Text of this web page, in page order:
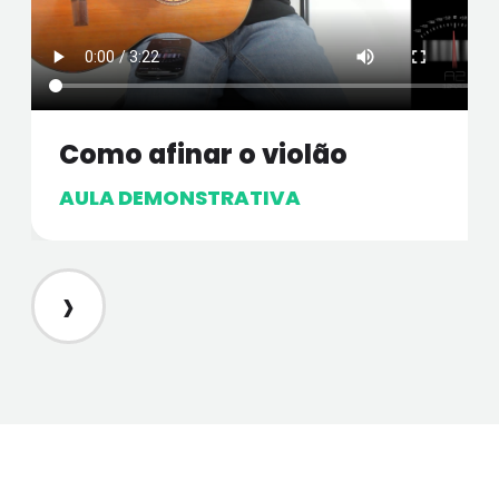
Como afinar o violão
AULA DEMONSTRATIVA
›